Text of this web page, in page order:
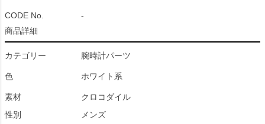
CODE No.
-
商品詳細
カテゴリー 腕時計パーツ
色 ホワイト系
素材
クロコダイル
性別
メンズ